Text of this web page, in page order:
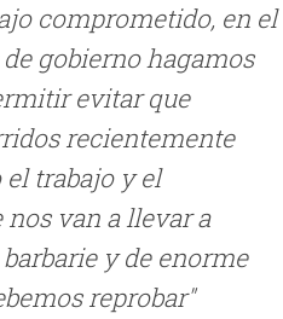
comprometido, en el
gobierno hagamos
evitar que
recientemente
trabajo y el
van a llevar a
y de enorme
reprobar"